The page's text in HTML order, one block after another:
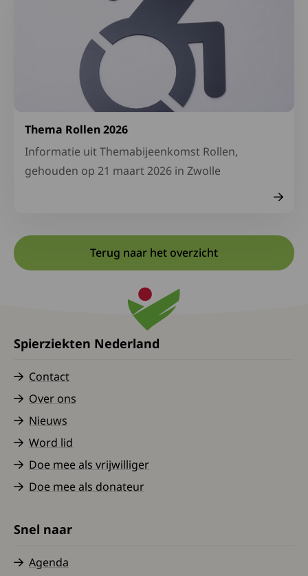
Thema Rollen 2026
Informatie uit Themabijeenkomst Rollen,
gehouden op 21 maart 2026 in Zwolle
Terug naar het overzicht
Spierziekten Nederland
Contact
Over ons
Nieuws
Word lid
Doe mee als vrijwilliger
Doe mee als donateur
Snel naar
Agenda